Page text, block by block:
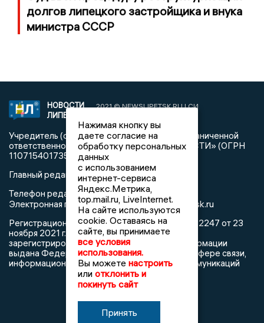
долгов липецкого застройщика и внука
министра СССР
НОВОСТИ
ЛИПЕЦКА
2021 © NEWSLIPETSK.RU | СИ
Учредитель (соучредители): Общество с ограниченной
ответственностью «РЕГИОНАЛЬНЫЕ НОВОСТИ» (ОГРН
1107154017354)
Главный редактор: Герцог Е.Г.
Телефон редакции: +7 903 699 9427
Электронная почта редакции:info@newslipetsk.ru
Регистрационный номер: серия Эл № ФС77-82247 от 23
ноября 2021 г. согласно выписке из реестра
зарегистрированных средств массовой информации
выдана Федеральной службой по надзору в сфере связи,
информационных технологий и массовых коммуникаций
Нажимая кнопку вы
даете согласие на
обработку персональных
данных
с использованием
интернет-сервиса
Яндекс.Метрика,
top.mail.ru, LiveInternet.
На сайте используются
cookie. Оставаясь на
сайте, вы принимаете
все условия
использования.
Вы можете настроить
или отклонить и
покинуть сайт
Принять